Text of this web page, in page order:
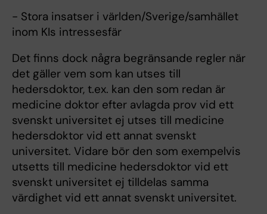
- Stora insatser i världen/Sverige/samhället
inom KIs intressesfär
Det finns dock några begränsande regler när
det gäller vem som kan utses till
hedersdoktor, t.ex. kan den som redan är
medicine doktor efter avlagda prov vid ett
svenskt universitet ej utses till medicine
hedersdoktor vid ett annat svenskt
universitet. Vidare bör den som exempelvis
utsetts till medicine hedersdoktor vid ett
svenskt universitet ej tilldelas samma
värdighet vid ett annat svenskt universitet.